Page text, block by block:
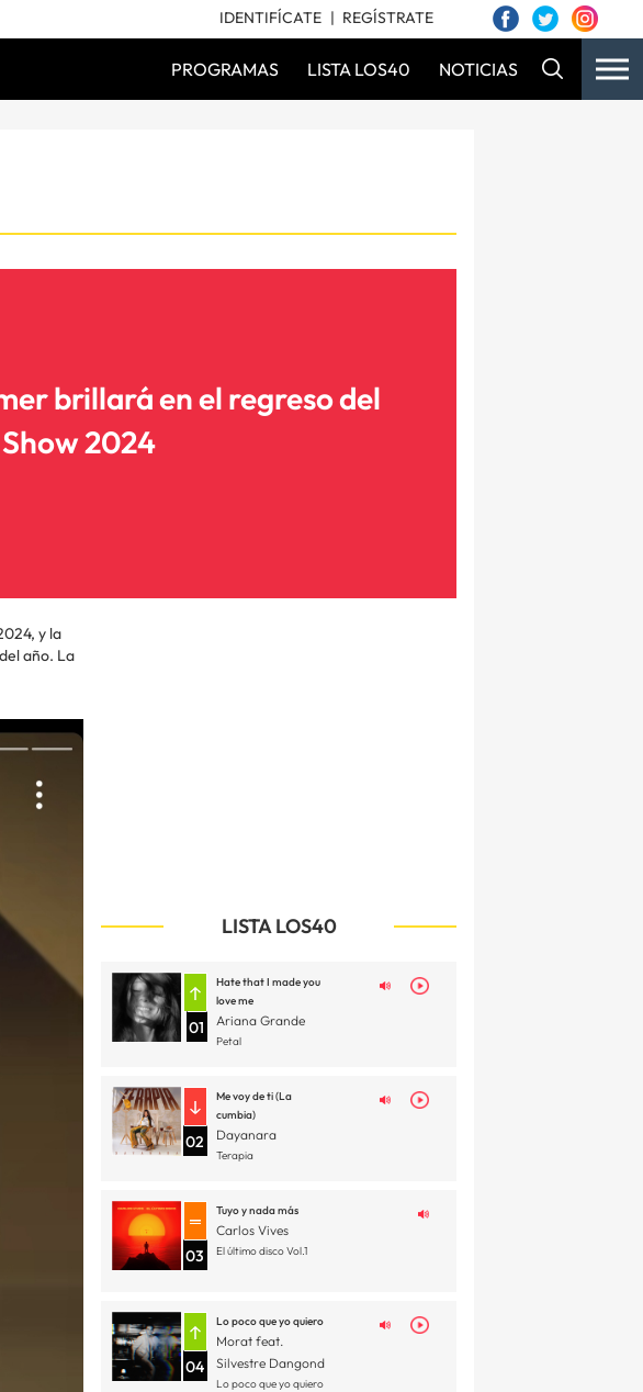
IDENTIFÍCATE REGÍSTRATE
PROGRAMAS LISTA LOS40 NOTICIAS
brillará en el regreso del
2024
y la
año. La
LISTA LOS40
01
Hate that I made you
love me
Ariana Grande
Petal
02
Me voy de ti (La
cumbia)
Dayanara
Terapia
03
Tuyo y nada más
Carlos Vives
El último disco Vol.1
04
Lo poco que yo quiero
Morat feat.
Silvestre Dangond
Lo poco que yo quiero